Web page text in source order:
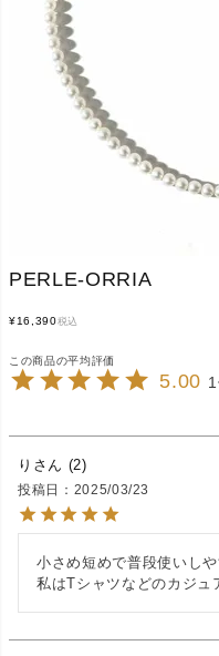
PERLE-ORRIA
¥16,390税込
5.00 1
り 2
投稿日 2025/03/23
小さめ短めで普段使いしや
私はTシャツなどのカジュ